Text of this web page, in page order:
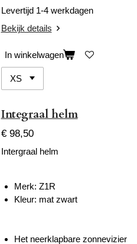
Levertijd 1-4 werkdagen
Bekijk details
In winkelwagen
Integraal helm
€ 98,50
Intergraal helm
Merk: Z1R
Kleur: mat zwart
Het neerklapbare zonnevizier